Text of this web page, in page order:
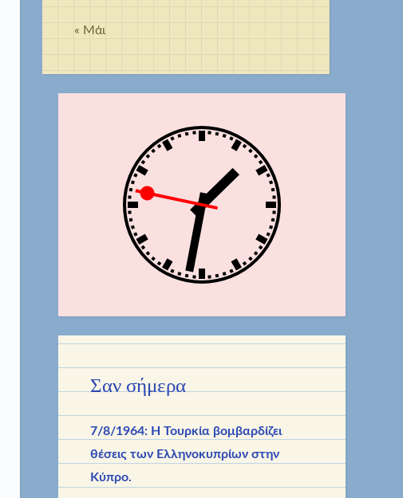
« Μάι
Σαν σήμερα
7/8/1964: Η Τουρκία βομβαρδίζει
θέσεις των Ελληνοκυπρίων στην
Κύπρο.